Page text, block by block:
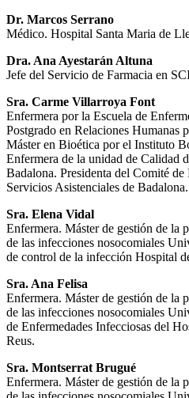
Dr. Marcos Serrano
Médico. Hospital Santa Maria de
Dra. Ana Ayestarán Altuna
Jefe del Servicio de Farmacia en
Sra. Carme Villarroya Font
Enfermera por la Escuela de
Postgrado en Relaciones Humanas
Máster en Bioética por el Instituto
Enfermera de la unidad de Calidad
Badalona. Presidenta del Comité
Servicios Asistenciales de Badalona.
Sra. Elena Vidal
Enfermera. Máster de gestión de la
de las infecciones nosocomiales
de control de la infección Hospital
Sra. Ana Felisa
Enfermera. Máster de gestión de la
de las infecciones nosocomiales
de Enfermedades Infecciosas del
Reus.
Sra. Montserrat Brugué
Enfermera. Máster de gestión de la